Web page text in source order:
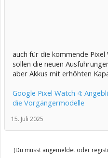
auch für die kommende
sollen die neuen
aber Akkus mit erhöhten
Google Pixel Watch 4:
die Vorgängermodelle
15. Juli 2025
(Du musst angemeldet oder